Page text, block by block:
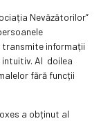
Nevăzătorilor”
informații
Al doilea
fără funcții
a obținut al